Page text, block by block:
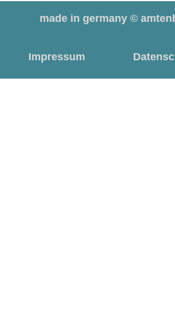
made in germany ©
Impressum